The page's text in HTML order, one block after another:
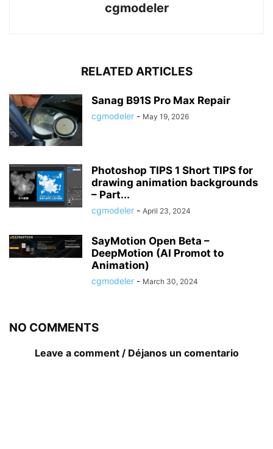
cgmodeler
RELATED ARTICLES
Sanag B91S Pro Max Repair
cgmodeler - May 19, 2026
Photoshop TIPS 1 Short TIPS for
drawing animation backgrounds
– Part...
cgmodeler - April 23, 2024
SayMotion Open Beta –
DeepMotion (AI Promot to
Animation)
cgmodeler - March 30, 2024
NO COMMENTS
Leave a comment / Déjanos un comentario